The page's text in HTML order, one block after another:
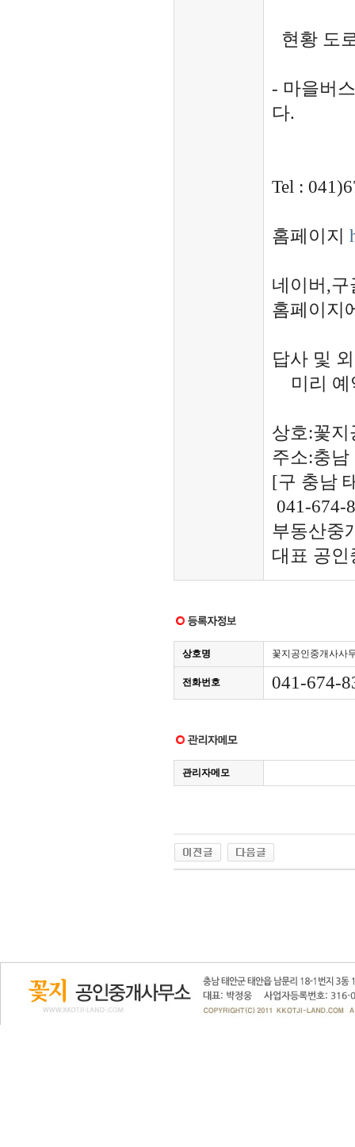
현황 도
- 마을버
다.
Tel :
홈페이지
네이버,
홈페이지
답사 및
미리 예
상호:꽃
주소:충
[구 충남
041-674-
부동산중
대표 공
상호명 꽃지공인중개사사
전화번호 041-674-
관리자메모